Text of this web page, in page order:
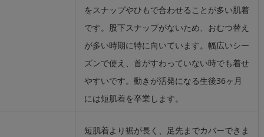
をスナップやひもで合わせることが多い肌着
です。股下スナップがないため、おむつ替え
が多い時期に特に向いています。幅広いシー
ズンで使え、首がすわっていない時でも着せ
やすいです。動きが活発になる生後36ヶ月
には短肌着を卒業します。
短肌着より裾が長く、足先までカバーできま